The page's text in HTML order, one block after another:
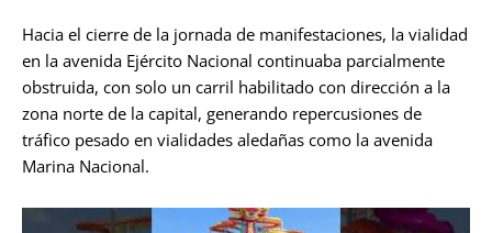
Hacia el cierre de la jornada de manifestaciones, la vialidad
en la avenida Ejército Nacional continuaba parcialmente
obstruida, con solo un carril habilitado con dirección a la
zona norte de la capital, generando repercusiones de
tráfico pesado en vialidades aledañas como la avenida
Marina Nacional.